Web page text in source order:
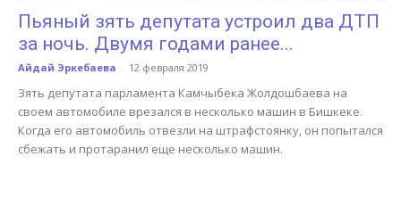
Пьяный зять депутата устроил два ДТП
за ночь. Двумя годами ранее...
Айдай Эркебаева - 12 февраля 2019
Зять депутата парламента Камчыбека Жолдошбаева на
своем автомобиле врезался в несколько машин в Бишкеке.
Когда его автомобиль отвезли на штрафстоянку, он попытался
сбежать и протаранил еще несколько машин.